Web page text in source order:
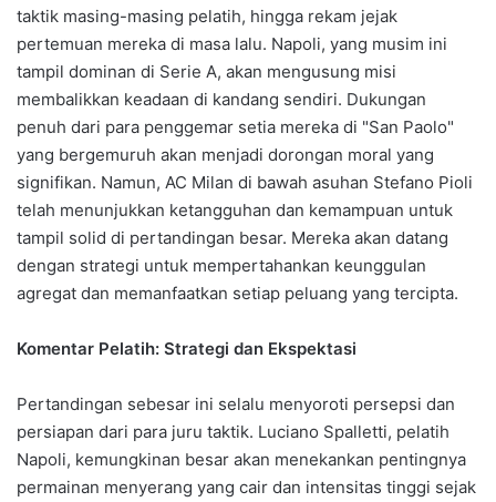
taktik masing-masing pelatih, hingga rekam jejak
pertemuan mereka di masa lalu. Napoli, yang musim ini
tampil dominan di Serie A, akan mengusung misi
membalikkan keadaan di kandang sendiri. Dukungan
penuh dari para penggemar setia mereka di "San Paolo"
yang bergemuruh akan menjadi dorongan moral yang
signifikan. Namun, AC Milan di bawah asuhan Stefano Pioli
telah menunjukkan ketangguhan dan kemampuan untuk
tampil solid di pertandingan besar. Mereka akan datang
dengan strategi untuk mempertahankan keunggulan
agregat dan memanfaatkan setiap peluang yang tercipta.
Komentar Pelatih: Strategi dan Ekspektasi
Pertandingan sebesar ini selalu menyoroti persepsi dan
persiapan dari para juru taktik. Luciano Spalletti, pelatih
Napoli, kemungkinan besar akan menekankan pentingnya
permainan menyerang yang cair dan intensitas tinggi sejak